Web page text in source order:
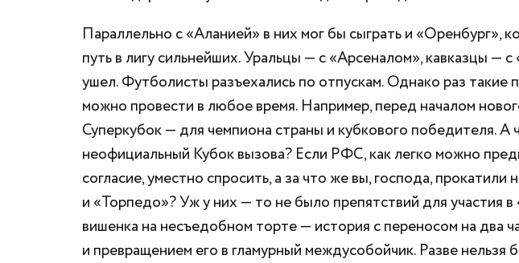
Параллельно с «Аланией» в них мог бы сыграть и «Оренбург»,
путь в лигу сильнейших. Уральцы — с «Арсеналом», кавказцы —
ушел. Футболисты разъехались по отпускам. Однако раз такие
можно провести в любое время. Например, перед началом
Суперкубок — для чемпиона страны и кубкового победителя. А
неофициальный Кубок вызова? Если РФС, как легко можно
согласие, уместно спросить, а за что же вы, господа,
и «Торпедо»? Уж у них — то не было препятствий для участия
вишенка на несъедобном торте — история с переносом на два
и превращением его в гламурный междусобойчик. Разве нельзя